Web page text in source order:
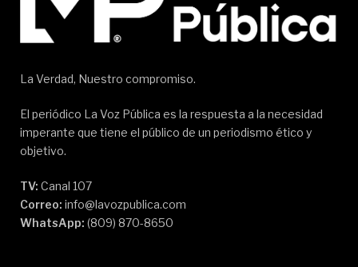
La Verdad, Nuestro compromiso.
El periódico La Voz Pública es la respuesta a la necesidad
imperante que tiene el público de un periodismo ético y
objetivo.
TV: Canal 107
Correo: info@lavozpublica.com
WhatsApp: (809) 870-8650